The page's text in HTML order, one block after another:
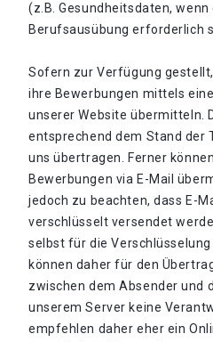
(z.B. Gesundheitsdaten,
Berufsausübung erforderlich
Sofern zur Verfügung
ihre Bewerbungen mittels
unserer Website übermitteln.
entsprechend dem Stand der
uns übertragen. Ferner
Bewerbungen via E-Mail
jedoch zu beachten, dass E-
verschlüsselt versendet
selbst für die
können daher für den
zwischen dem Absender und
unserem Server keine
empfehlen daher eher ein